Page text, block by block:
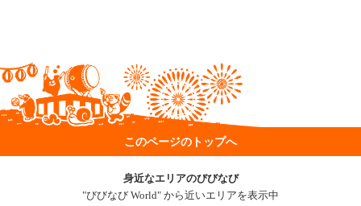
このページのトップへ
身近なエリアのびびなび
"びびなび World" から近いエリアを表示中